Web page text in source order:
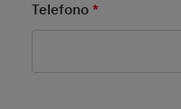
Telefono *Mandatory